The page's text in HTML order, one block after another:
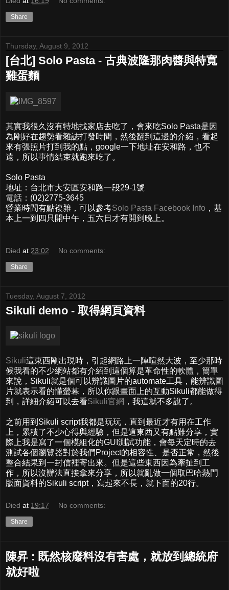
Share
Thursday, August 9, 2012
[台北] Solo Pasta - 古典波隆那肉醬與特寬
雞蛋麵
其實我很久沒有特地找家店去吃了，會來吃Solo Pasta是因
為剛好在趨勢看雜誌打發時間，然後翻到這邊的介紹，看起
來有張照片打到我的點，google一下地址在安和路，也不
遠，所以事情結束就跑來吃了。
Solo Pasta
地址：台北市大安區安和路一段29-1號
電話：(02)2775-3645
營業時間有點複雜，可以參考Solo Pasta Facebook Info ，基
本上一到四只開中午，五六日才有開到晚上。
Died at 23:02 No comments:
Share
Tuesday, August 7, 2012
Sikuli demo - 取得網頁資料
Sikuli這東西剛出現時，引起網路上一陣喧然大波，至少那時
候我看的不少網站都有介紹到這個算是革命性的軟體，簡單
來說，Sikuli就是個可以辨識圖片的automate工具，能辨識圖
片就表示看的懂螢幕，所以你跟畫面上的互動Sikuli都能做得
到，詳細介紹可以去看Sikuli官網 ，我這就不多說了。
之前用到Sikuli script我都是玩玩，直到最近才有用在工作
上，累積了不少心得與經驗，但是這東西又有點難分享，實
際上我是寫了一個模組化的GUI測試功能，會每天定時的去
測試各個瀏覽器對於我們Project的相容性、是否正常，然後
整合結果到一封信裡寄出來。但是這些東西因為牽扯到工
作，所以沒辦法直接拿來分享，所以就亂做一個取巴哈熱門
版面資料的Sikuli script，寫起來不長，就下面的20行。
Died at 19:17 No comments:
Share
陳昇 : 既然核廢料沒有害處，就放到總統府
就好啦